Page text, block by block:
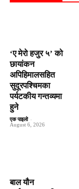
‘ए मेरो हजुर ५’ को
छायांकन
अपिहिमालसहित
सुदूरपश्चिमका
पर्यटकीय गन्तव्यमा
हुने
एक पाइलो -
August 6, 2026
बाल यौन